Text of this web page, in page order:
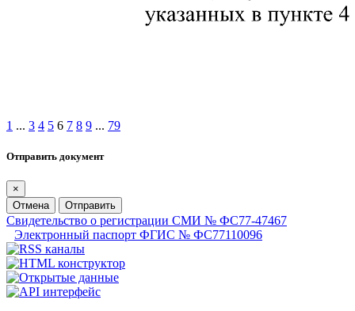
1 ... 3 4 5 6 7 8 9 ... 79
Отправить документ
×
Отмена
Отправить
Свидетельство о регистрации СМИ № ФС77-47467
Электронный паспорт ФГИС № ФС77110096